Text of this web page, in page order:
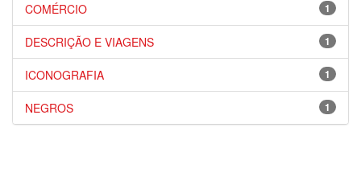
1
COMÉRCIO
1
DESCRIÇÃO E VIAGENS
1
ICONOGRAFIA
1
NEGROS